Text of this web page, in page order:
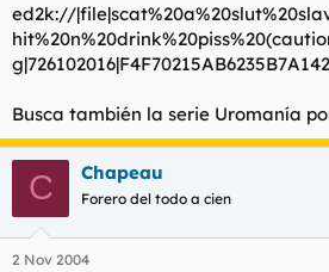
ed2k://
Busca también la serie Uromanía
C Chapeau
Forero del todo a cien
2 Nov 2004